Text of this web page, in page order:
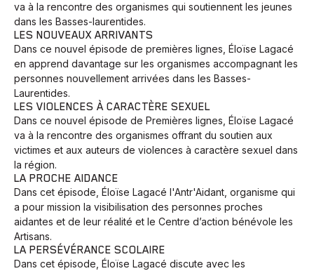
va à la rencontre des organismes qui soutiennent les jeunes
dans les Basses-laurentides.
LES NOUVEAUX ARRIVANTS
Dans ce nouvel épisode de premières lignes, Éloïse Lagacé
en apprend davantage sur les organismes accompagnant les
personnes nouvellement arrivées dans les Basses-
Laurentides.
LES VIOLENCES À CARACTÈRE SEXUEL
Dans ce nouvel épisode de Premières lignes, Éloïse Lagacé
va à la rencontre des organismes offrant du soutien aux
victimes et aux auteurs de violences à caractère sexuel dans
la région.
LA PROCHE AIDANCE
Dans cet épisode, Éloïse Lagacé l'Antr'Aidant, organisme qui
a pour mission la visibilisation des personnes proches
aidantes et de leur réalité et le Centre d’action bénévole les
Artisans.
LA PERSÉVÉRANCE SCOLAIRE
Dans cet épisode, Éloïse Lagacé discute avec les